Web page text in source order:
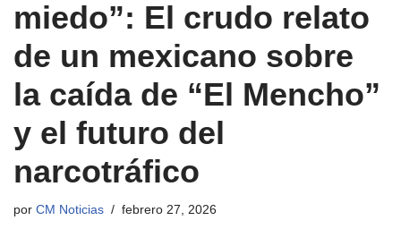
miedo”: El crudo relato
de un mexicano sobre
la caída de “El Mencho”
y el futuro del
narcotráfico
por CM Noticias febrero 27, 2026